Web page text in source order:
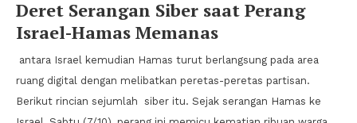
Deret Serangan Siber saat Perang
Israel-Hamas Memanas
antara Israel kemudian Hamas turut berlangsung pada area
ruang digital dengan melibatkan peretas-peretas partisan.
Berikut rincian sejumlah siber itu. Sejak serangan Hamas ke